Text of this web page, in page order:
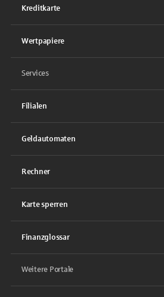
Kreditkarte
Wertpapiere
Services
Filialen
Geldautomaten
Rechner
Karte sperren
Finanzglossar
Weitere Portale